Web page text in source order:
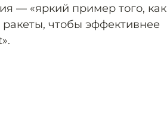
— «яркий пример того, как
чтобы эффективнее